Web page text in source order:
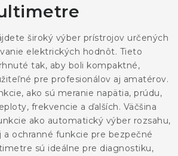
široký výber prístrojov určených
elektrických hodnôt. Tieto
tak, aby boli kompaktné,
pre profesionálov aj amatérov.
ako sú meranie napätia, prúdu,
frekvencie a ďalších. Väčšina
ako automatický výber rozsahu,
ochranné funkcie pre bezpečné
sú ideálne pre diagnostiku,